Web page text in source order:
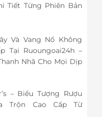
Tiết Từng Phiên Bản
Và Vang Nổ Không
Tại Ruoungoai24h –
Nhã Cho Mọi Dịp
– Biểu Tượng Rượu
Trộn Cao Cấp Từ